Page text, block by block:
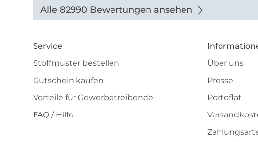
Alle 82990 Bewertungen ansehen
Service
Stoffmuster bestellen
Gutschein kaufen
Vorteile für Gewerbetreibende
FAQ / Hilfe
Über uns
Presse
Portoflat